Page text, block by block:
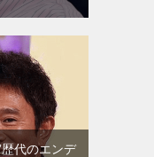
代のエンデ